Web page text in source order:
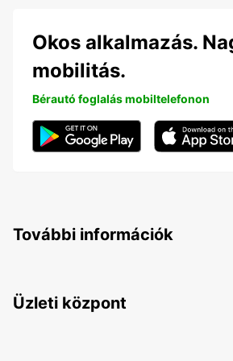
Okos alkalmazás.
mobilitás.
Bérautó foglalás mobiltelefonon
További információk
Üzleti központ